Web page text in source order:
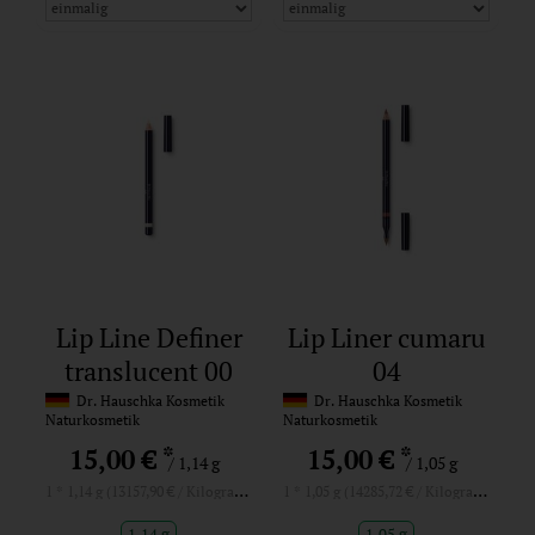
Lip Line Definer
translucent 00
Dr. Hauschka Kosmetik
Naturkosmetik
15,00 €*/ 1,14 g
1 * 1,14 g (13157,90 € / Kilogramm)
Lip Liner cumaru
04
Dr. Hauschka Kosmetik
Naturkosmetik
15,00 €*/ 1,05 g
1 * 1,05 g (14285,72 € / Kilogramm)